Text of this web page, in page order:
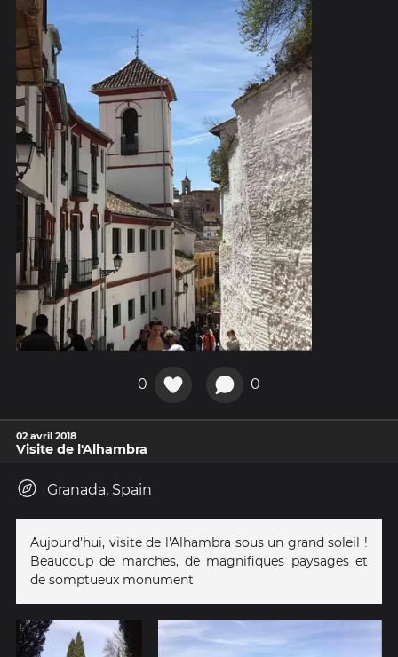
0 0
02 avril 2018
Visite de l'Alhambra
Granada, Spain
Aujourd'hui, visite de l'Alhambra sous un grand soleil !
Beaucoup de marches, de magnifiques paysages et
de somptueux monument